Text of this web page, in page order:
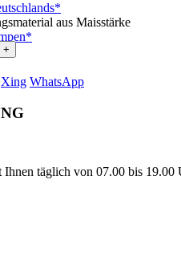
aus Maisstärke
+
Xing WhatsApp
Ihnen täglich von 07.00 bis